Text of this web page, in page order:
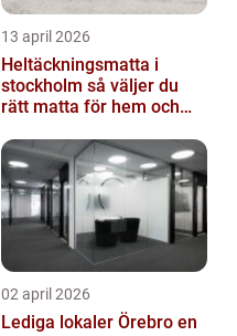
13 april 2026
Heltäckningsmatta i
stockholm så väljer du
rätt matta för hem och
02 april 2026
Lediga lokaler Örebro en